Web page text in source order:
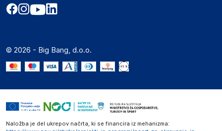
Akt o digitalnih storitvah
Marketplace za partnerje
Novosti
Zavarovanje izdelkov
Kako oddati naročilo?
© 2026 - Big Bang, d.o.o.
Naložba je del ukrepov načrta, ki se financira iz mehanizma: